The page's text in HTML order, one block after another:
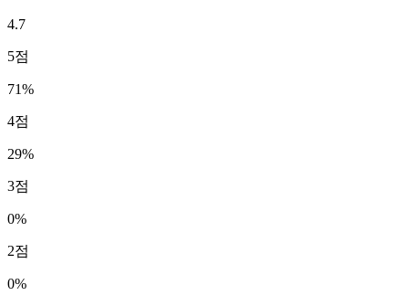
4.7
5점
71%
4점
29%
3점
0%
2점
0%